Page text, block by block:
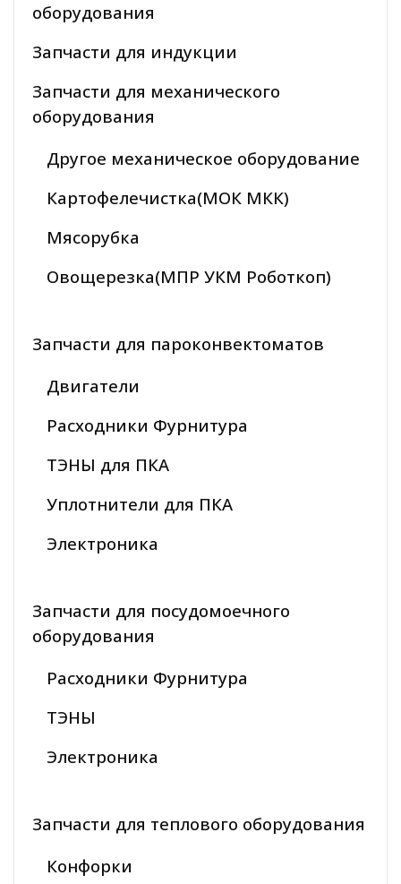
оборудования
Запчасти для индукции
Запчасти для механического
оборудования
Другое механическое оборудование
Картофелечистка(МОК МКК)
Мясорубка
Овощерезка(МПР УКМ Роботкоп)
Запчасти для пароконвектоматов
Двигатели
Расходники Фурнитура
ТЭНЫ для ПКА
Уплотнители для ПКА
Электроника
Запчасти для посудомоечного
оборудования
Расходники Фурнитура
ТЭНЫ
Электроника
Запчасти для теплового оборудования
Конфорки